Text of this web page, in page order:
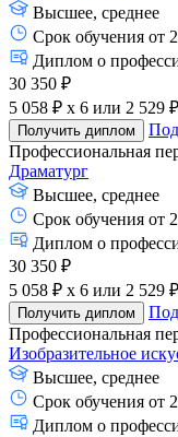
Высшее, среднее
Срок обучения от
Диплом о
30 350 ₽
5 058 ₽ x 6 или 2 529
Получить диплом
Профессиональная
Драматург
Высшее, среднее
Срок обучения от
Диплом о
30 350 ₽
5 058 ₽ x 6 или 2 529
Получить диплом
Профессиональная
Изобразительное
Высшее, среднее
Срок обучения от
Диплом о